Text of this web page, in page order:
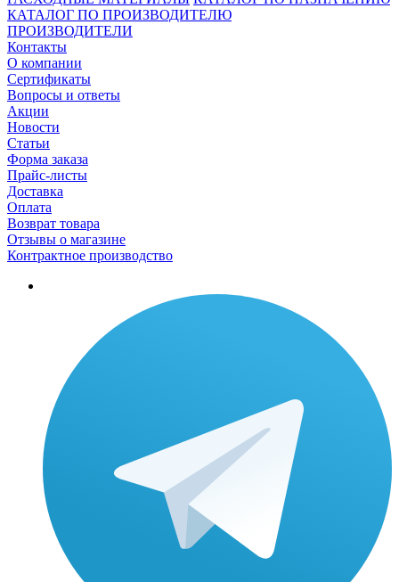
КАТАЛОГ ПО ПРОИЗВОДИТЕЛЮ
ПРОИЗВОДИТЕЛИ
Контакты
О компании
Сертификаты
Вопросы и ответы
Акции
Новости
Статьи
Форма заказа
Прайс-листы
Доставка
Оплата
Возврат товара
Отзывы о магазине
Контрактное производство